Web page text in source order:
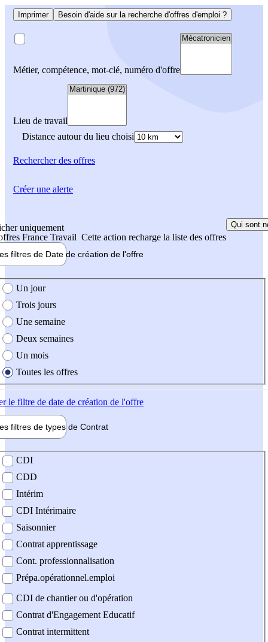
Imprimer Besoin d'aide sur la recherche d'offres d'emploi ?
Métier, compétence, mot-clé, numéro d'offre
Lieu de travail
Distance autour du lieu choisi
Rechercherdes offres
uniquement
France Travail Cette action recharge la liste des offres
Qui sont
filtres de Date de création de l'offre
création de l'offre
Un jour
Trois jours
Une semaine
Deux semaines
Un mois
Toutes les offres
le filtre de date de création de l'offre
filtres de types de Contrat
contrat
CDI
CDD
Intérim
CDI Intérimaire
Saisonnier
Contrat apprentissage
Cont. professionnalisation
Prépa.opérationnel.emploi
CDI de chantier ou d'opération
Contrat d'Engagement Educatif
Contrat intermittent
Créer une alerte